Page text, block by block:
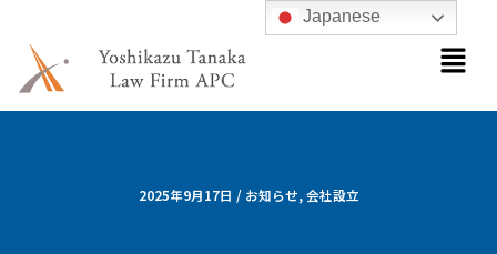
メ
ニ
ー
2025年9月17日 / お知らせ,会社設立
Japanese